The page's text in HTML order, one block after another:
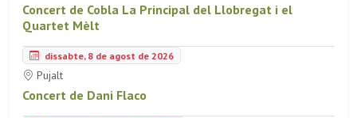
Concert de Cobla La Principal del Llobregat i el
Quartet Mèlt
dissabte, 8 de agost de 2026
Pujalt
Concert de Dani Flaco